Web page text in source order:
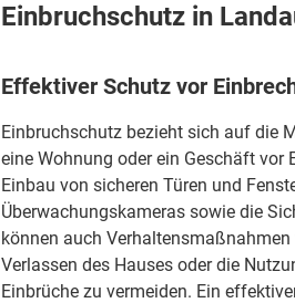
Einbruchschutz in
Effektiver Schutz vor
Einbruchschutz bezieht sich auf die
eine Wohnung oder ein Geschäft vor
Einbau von sicheren Türen und
Überwachungskameras sowie die
können auch
Verlassen des Hauses oder die
Einbrüche zu vermeiden. Ein